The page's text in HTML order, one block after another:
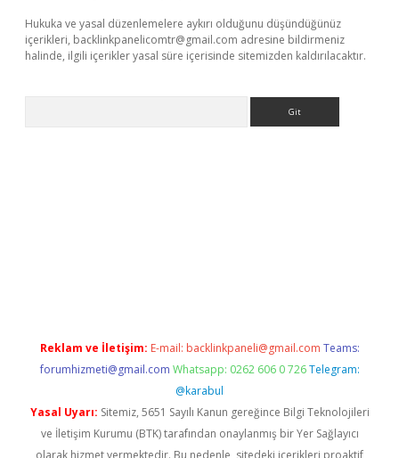
Hukuka ve yasal düzenlemelere aykırı olduğunu düşündüğünüz
içerikleri, backlinkpanelicomtr@gmail.com adresine bildirmeniz
halinde, ilgili içerikler yasal süre içerisinde sitemizden kaldırılacaktır.
Reklam ve İletişim: E-mail: backlinkpaneli@gmail.com Teams:
forumhizmeti@gmail.com Whatsapp: 0262 606 0 726 Telegram:
@karabul
Yasal Uyarı: Sitemiz, 5651 Sayılı Kanun gereğince Bilgi Teknolojileri
ve İletişim Kurumu (BTK) tarafından onaylanmış bir Yer Sağlayıcı
olarak hizmet vermektedir. Bu nedenle, sitedeki içerikleri proaktif